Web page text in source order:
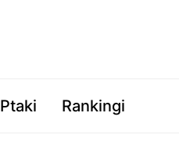
Ptaki Rankingi